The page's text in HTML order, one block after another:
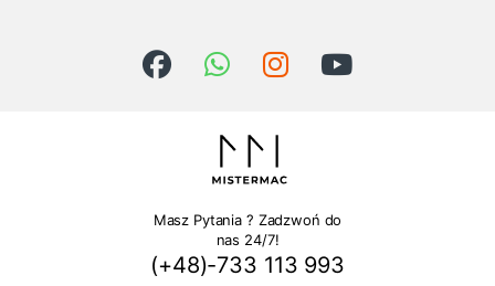
Masz Pytania ? Zadzwoń do
nas 24/7!
(+48)-733 113 993